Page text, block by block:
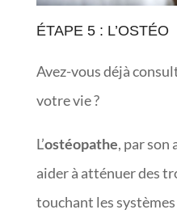
ÉTAPE 5 : L’OSTÉO
Avez-vous déjà
votre vie ?
L’ostéopathe, par son
aider à atténuer des
touchant les